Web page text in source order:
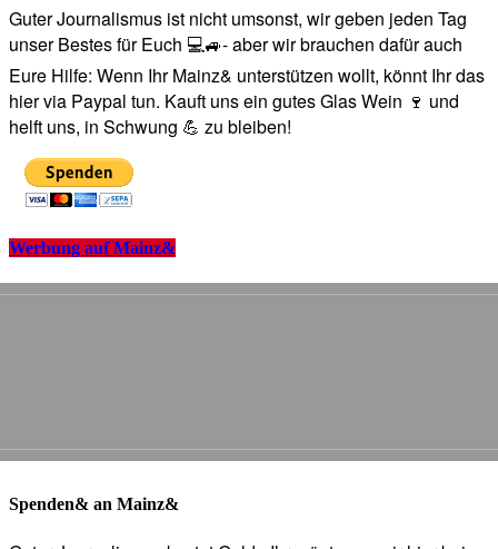
Guter Journalismus ist nicht umsonst, wir geben jeden Tag
unser Bestes für Euch 💻🚙- aber wir brauchen dafür auch
Eure Hilfe: Wenn Ihr Mainz& unterstützen wollt, könnt Ihr das
hier via Paypal tun. Kauft uns ein gutes Glas Wein 🍷 und
helft uns, in Schwung 💪 zu bleiben!
Werbung auf Mainz&
Spenden& an Mainz&